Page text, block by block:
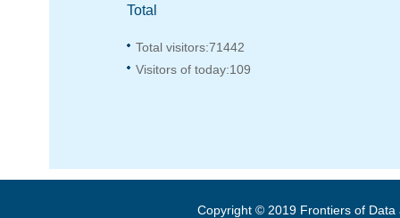
Total
Total visitors:71442
Visitors of today:109
Copyright © 2019 Frontiers of Data